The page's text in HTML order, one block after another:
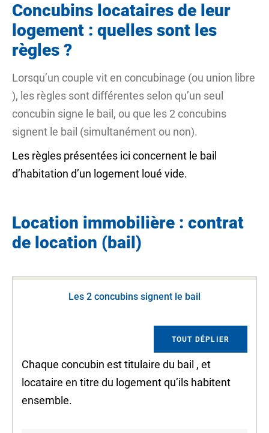
Concubins locataires de leur
logement : quelles sont les
règles ?
Lorsqu’un couple vit en concubinage (ou union libre
), les règles sont différentes selon qu’un seul
concubin signe le bail, ou que les 2 concubins
signent le bail (simultanément ou non).
Les règles présentées ici concernent le bail
d’habitation d’un logement loué vide.
Location immobilière : contrat
de location (bail)
Les 2 concubins signent le bail
TOUT DÉPLIER
Chaque concubin esttitulaire du bail , et
locataire en titre du logement qu’ils habitent
ensemble.